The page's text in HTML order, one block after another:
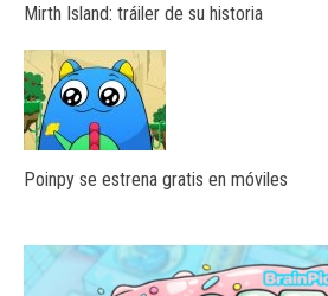
Mirth Island: tráiler de su historia
Poinpy se estrena gratis en móviles